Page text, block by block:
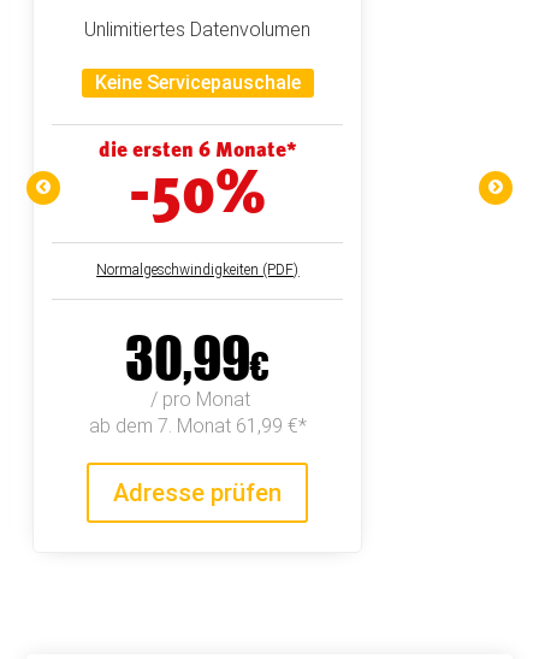
Unlimitiertes Datenvolumen
Keine Servicepauschale
die ersten 6 Monate*
-50%
Normalgeschwindigkeiten (PDF)
30,99€
/ pro Monat
ab dem 7. Monat 61,99 €*
Adresse prüfen